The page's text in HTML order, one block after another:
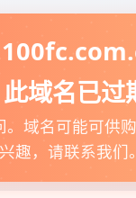
此域名已过
域名可能可供
趣，请联系我们